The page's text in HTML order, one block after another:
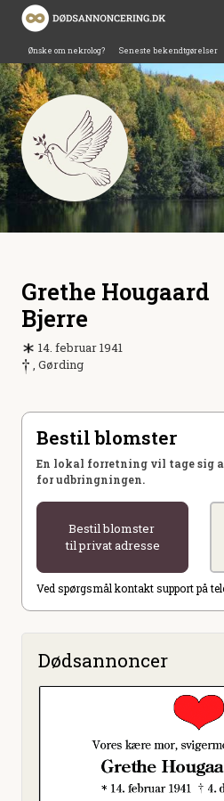
Ønske om nekrolog? Seneste bekendtgørelser
Grethe Hougaard
Bjerre
14. februar 1941
, Gørding
Bestil blomster
En lokal forretning vil tage sig
for udbringningen.
Bestil blomster
til privat adresse
Ved spørgsmål kontakt support på
Dødsannoncer